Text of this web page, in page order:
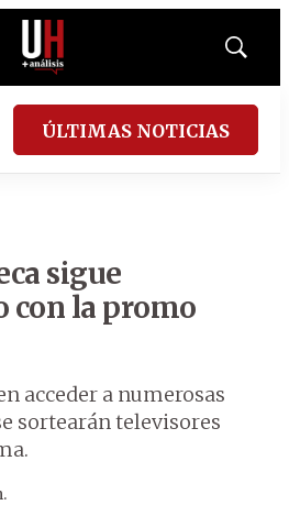
Mostrar
ÚLTIMAS NOTICIAS
sigue
con la promo
acceder a numerosas
sortearán televisores